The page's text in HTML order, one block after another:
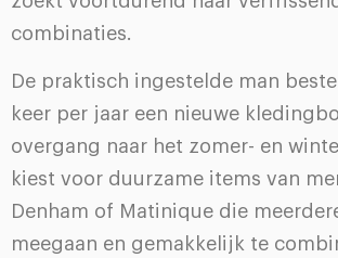
combinaties.
De praktisch ingestelde man
keer per jaar een nieuwe
overgang naar het zomer- en
kiest voor duurzame items van
Denham of Matinique die
meegaan en gemakkelijk te